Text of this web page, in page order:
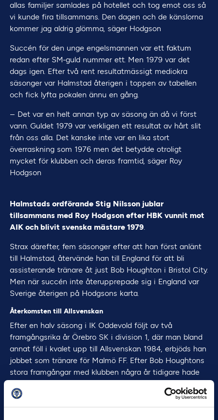
allas familjer samlades på hotellet och tog emot oss så
vi kunde fira tillsammans. Den dagen och de känslorna
kommer jag aldrig glömma, säger Hodgson
Succén för den unge engelsmannen var ett faktum
redan efter SM-guld nummer ett. Men 1979 var det
dags igen. Efter två rent resultatmässigt mediokra
säsonger var Halmstad återigen i toppen av tabellen
och fick lyfta pokalen ännu en gång.
– Det var en helt annan typ av säsong än då vi först
vann. Guldet 1979 var verkligen ett resultat av hårt slit
från oss alla. Det kanske inte var en lika stort
överraskning som 1976 men det betydde otroligt
mycket för klubben och deras framtid, säger Roy
Hodgson
Halmstads ordförande Stig Nilsson jublar
tillsammans med Roy Hodgson efter HBK vunnit mot
AIK och blivit svenska mästare 1979.
Strax därefter, fem säsonger efter att han först anlänt
till Halmstad, återvände han till England för att bli
assisterande tränare åt just Bob Houghton i Bristol City.
Men när succén inte återupprepade sig i England var
Sverige återigen på Hodgsons karta.
Återkomsten till Allsvenskan
Efter en halv säsong i IK Oddevold följt av två
framgångsrika år Örebro SK i division 1, där man bland
annat föll i kvalet upp till Allsvenskan 1984, erbjöds han
jobbet som tränare för Malmö FF. Efter Bob Houghtons
stora framgångar med klubben några år tidigare hade
man att ännu en ung engelsman skulle kunna hjälpa
klubben tillbaka till toppen. Att säga att Hodgson levde